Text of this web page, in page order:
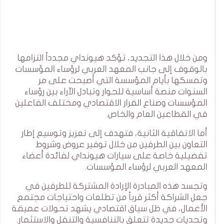
ومن خلال هذا التجديد، تؤكد هيونداي مجدداً التزامها
بالوقوف إلى جانب المعهد العربي لرؤساء المؤسسات
وتمسكها بأيام المؤسسة التي أصبحت على مر
السنوات منصة أساسية للحوار وتبادل الآراء بين رؤساء
المؤسسات وصناع القرار الاقتصادي ومختلف الفاعلين
في القطاعين العام والخاص.
أما الاتفاقية الثانية، فتهدف إلى تعزيز وتوسيع إطار
التعاون بين الطرفين من خلال توفير عروض وشروط
تفضيلية خاصة على سيارات هيونداي لفائدة أعضاء
المعهد العربي لرؤساء المؤسسات.
وتجسد هذه المبادرة الإرادة المشتركة للطرفين في
جعل الشراكة أكثر قرباً من تطلعات واحتياجات مجتمع
الأعمال، في ظل سياق اقتصادي يشهد تحولات عميقة
وتحديات جديدة تتعلق بالتنافسية والتنقل والاستثمار.